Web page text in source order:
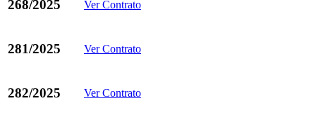
268/2025 Ver Contrato
281/2025 Ver Contrato
282/2025 Ver Contrato